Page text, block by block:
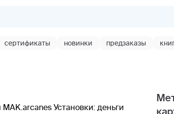
сертификаты новинки предзаказы